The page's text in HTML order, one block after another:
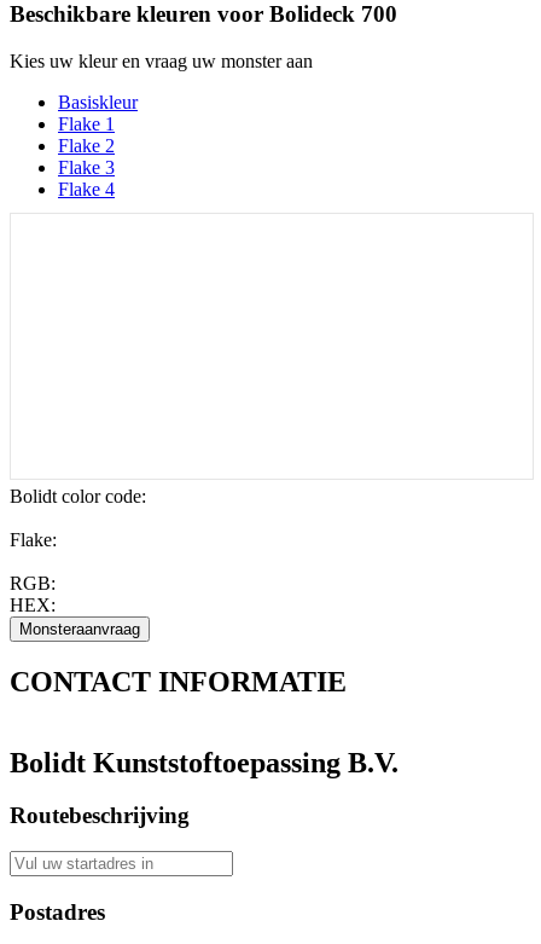
Beschikbare kleuren voor Bolideck 700
Kies uw kleur en vraag uw monster aan
Basiskleur
Flake 1
Flake 2
Flake 3
Flake 4
Bolidt color code:
Flake:
RGB:
HEX:
CONTACT INFORMATIE
Bolidt Kunststoftoepassing B.V.
Routebeschrijving
Postadres